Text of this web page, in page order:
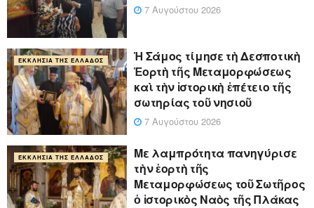
7 Αυγούστου 2026
ΕΚΚΛΗΣΊΑ ΤΗΣ ΕΛΛΆΔΟΣ
Ἡ Σάμος τίμησε τὴ Δεσποτικὴ
Ἑορτὴ τῆς Μεταμορφώσεως
καὶ τὴν ἱστορικὴ ἐπέτειο τῆς
σωτηρίας τοῦ νησιοῦ
7 Αυγούστου 2026
ΕΚΚΛΗΣΊΑ ΤΗΣ ΕΛΛΆΔΟΣ
Με λαμπρότητα πανηγύρισε
τὴν ἑορτὴ τῆς
Μεταμορφώσεως τοῦ Σωτῆρος
ὁ ἱστορικὸς Ναὸς τῆς Πλάκας